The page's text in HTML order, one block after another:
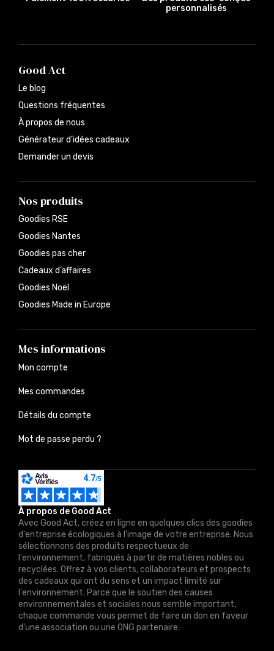
personnalisés
À propos de Good Act
Avec Good Act, créez en ligne en quelques clics des goodies
d'entreprise écologiques à l'image de votre entreprise. Nous
sélectionnons des produits respectueux de
l'environnement, fabriqués à partir de matières nobles ou
recyclées. Offrez à vos clients, collaborateurs et prospects
des cadeaux qui ont du sens et un impact limité sur
l'environnement. Parce que le soutien des causes
environnementales et sociales nous semble important,
chaque commande vous permet de faire un don en faveur
d'une association ou une ONG partenaire.
Good Act
Le blog
Questions fréquentes
À propos de nous
Générateur d’idées cadeaux
Demander un devis
Nos produits
Goodies RSE
Goodies Nantes
Goodies pas cher
Cadeaux d’affaires
Goodies Noël
Goodies Made in Europe
Mes informations
Mon compte
Mes commandes
Détails du compte
Mot de passe perdu ?